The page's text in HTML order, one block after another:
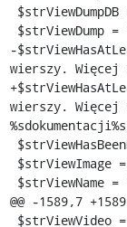
-
wierszy. Więcej
wierszy.
@@ -1589,7